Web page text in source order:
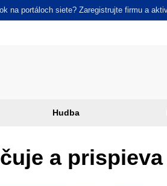
na portáloch siete? Zaregistrujte firmu a
Hudba
a